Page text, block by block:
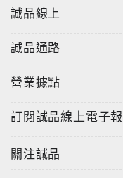
誠品線上
誠品通路
營業據點
訂閱誠品線上電子報
關注誠品